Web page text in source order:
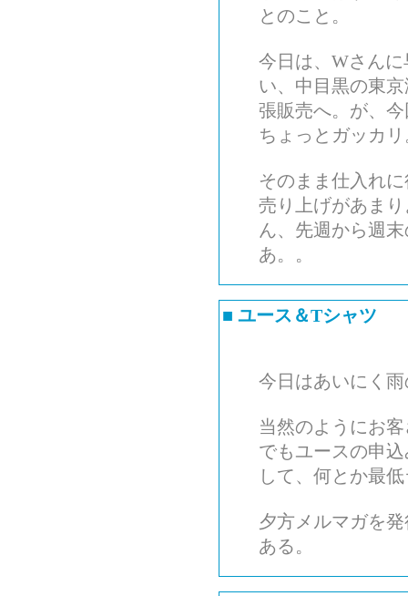
とのこと。
今日は、Wさん
い、中目黒の東
張販売へ。が、
ちょっとガッカ
そのまま仕入れ
売り上げがあま
ん、先週から週
あ。。
■ ユース＆Tシャツ
今日はあいにく
当然のようにお
でもユースの申
して、何とか最
夕方メルマガを
ある。